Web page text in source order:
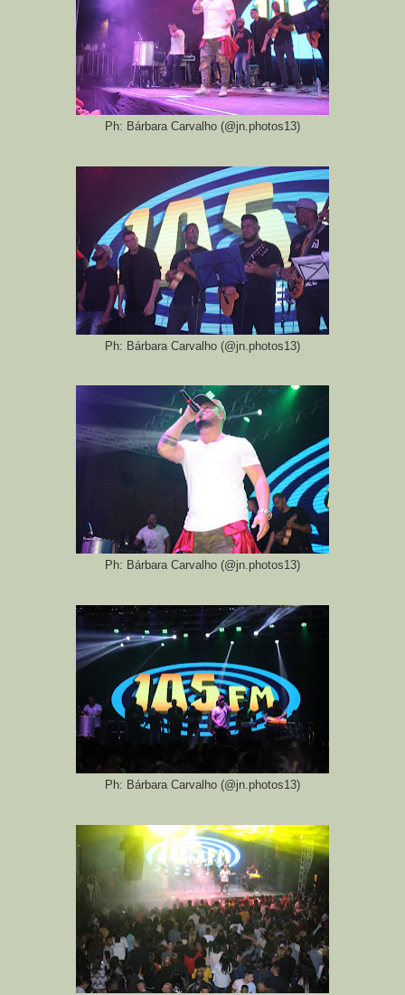
Ph: Bárbara Carvalho (@jn.photos13)
Ph: Bárbara Carvalho (@jn.photos13)
Ph: Bárbara Carvalho (@jn.photos13)
Ph: Bárbara Carvalho (@jn.photos13)